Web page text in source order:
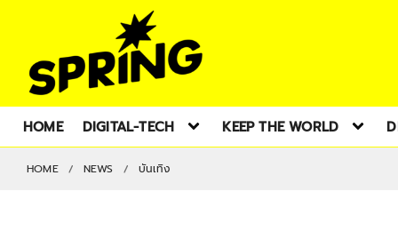
HOME DIGITAL-TECH KEEP THE WORLD
HOME NEWS บันเทิง